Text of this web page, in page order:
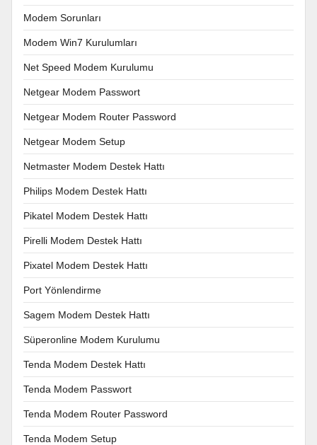
Modem Sorunları
Modem Win7 Kurulumları
Net Speed Modem Kurulumu
Netgear Modem Passwort
Netgear Modem Router Password
Netgear Modem Setup
Netmaster Modem Destek Hattı
Philips Modem Destek Hattı
Pikatel Modem Destek Hattı
Pirelli Modem Destek Hattı
Pixatel Modem Destek Hattı
Port Yönlendirme
Sagem Modem Destek Hattı
Süperonline Modem Kurulumu
Tenda Modem Destek Hattı
Tenda Modem Passwort
Tenda Modem Router Password
Tenda Modem Setup